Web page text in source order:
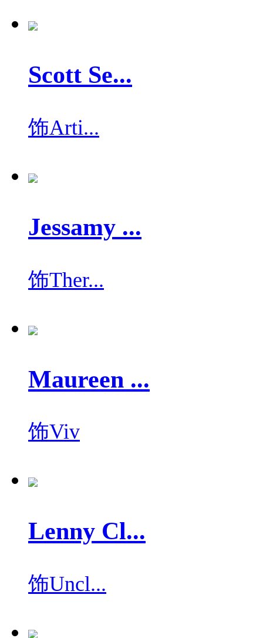
Scott Se...
饰Arti...
Jessamy ...
饰Ther...
Maureen ...
饰Viv
Lenny Cl...
饰Uncl...